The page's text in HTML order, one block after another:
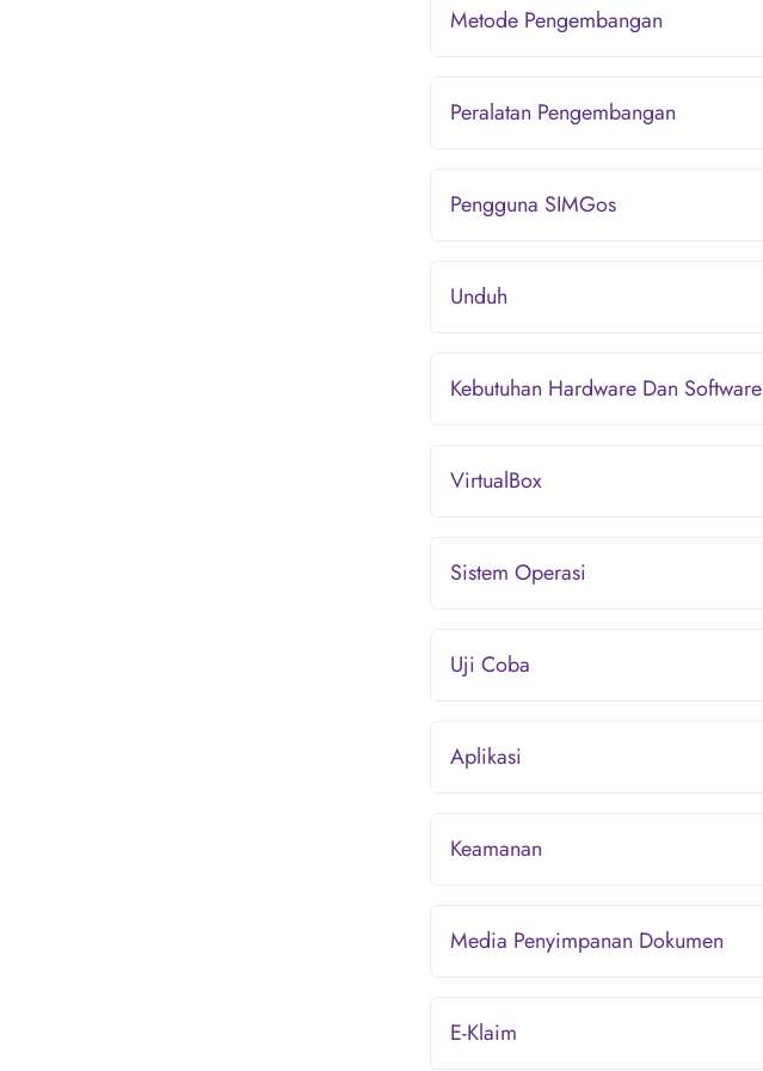
Metode Pengembangan
Peralatan Pengembangan
Pengguna SIMGos
Unduh
Kebutuhan Hardware Dan Software
VirtualBox
Sistem Operasi
Uji Coba
Aplikasi
Keamanan
Media Penyimpanan Dokumen
E-Klaim